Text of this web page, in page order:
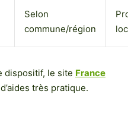
Selon
commune/région
dispositif, le site France
très pratique.